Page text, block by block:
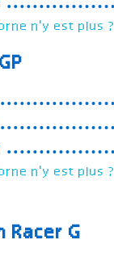
n'y est plus ?
n'y est plus ?
Racer G